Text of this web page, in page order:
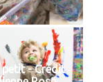
petit - Crédit